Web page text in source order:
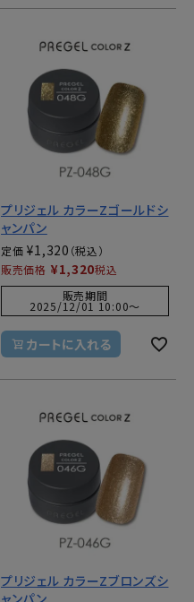
プリジェル カラーZゴールドシ
ャンパン
定価 ¥1,320
販売価格 ¥1,320税込
販売期間
2025/12/01 10:00〜
カートに入れる
プリジェル カラーZブロンズシ
ャンパン